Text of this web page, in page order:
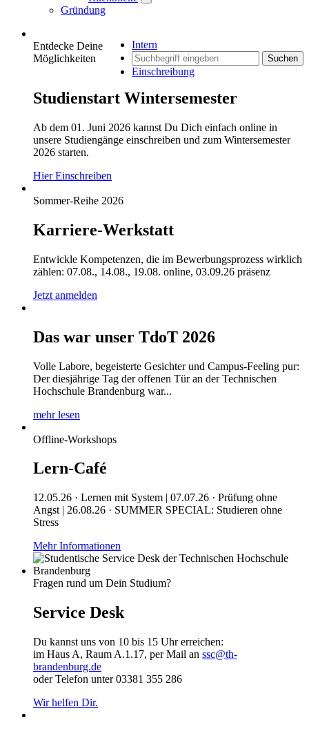
Gründung
Intern
Suchen
Einschreibung
Entdecke Deine
Möglichkeiten
Studienstart Wintersemester
Ab dem 01. Juni 2026 kannst Du Dich einfach online in
unsere Studiengänge einschreiben und zum Wintersemester
2026 starten.
Hier Einschreiben
Sommer-Reihe 2026
Karriere-Werkstatt
Entwickle Kompetenzen, die im Bewerbungsprozess wirklich
zählen: 07.08., 14.08., 19.08. online, 03.09.26 präsenz
Jetzt anmelden
Das war unser TdoT 2026
Volle Labore, begeisterte Gesichter und Campus-Feeling pur:
Der diesjährige Tag der offenen Tür an der Technischen
Hochschule Brandenburg war...
mehr lesen
Offline-Workshops
Lern-Café
12.05.26 · Lernen mit System | 07.07.26 · Prüfung ohne
Angst | 26.08.26 · SUMMER SPECIAL: Studieren ohne
Stress
Mehr Informationen
Fragen rund um Dein Studium?
Service Desk
Du kannst uns von 10 bis 15 Uhr erreichen:
im Haus A, Raum A.1.17, per Mail an ssc@th-
brandenburg.de
oder Telefon unter 03381 355 286
Wir helfen Dir.